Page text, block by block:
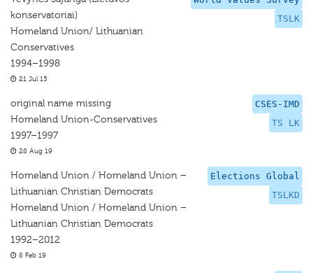
TSLK
konservatoriai)
Homeland Union/ Lithuanian
Conservatives
1994–1998
21 Jul 15
CSES-IMD
TS LK
original name missing
Homeland Union-Conservatives
1997–1997
28 Aug 19
Elections Global
TSLKD
Homeland Union / Homeland Union –
Lithuanian Christian Democrats
Homeland Union / Homeland Union –
Lithuanian Christian Democrats
1992–2012
8 Feb 19